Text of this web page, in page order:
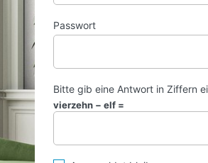
Passwort
Bitte gib eine Antwort in Ziffern
vierzehn − elf =